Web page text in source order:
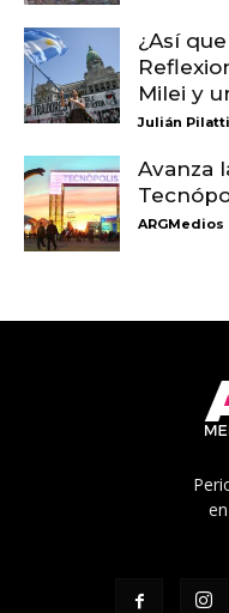
¿Así
Milei y
Julián Pilatti
Avanza
ARGMedios